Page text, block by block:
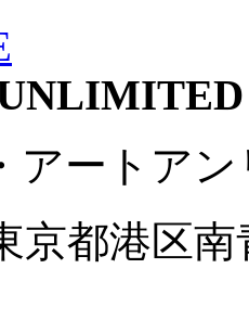
アートア
京都港区